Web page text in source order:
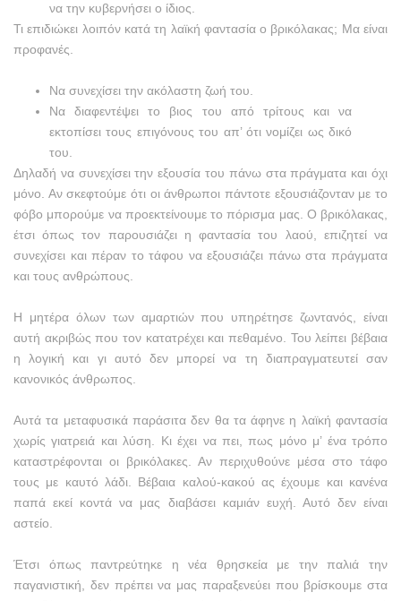
να την κυβερνήσει ο ίδιος.
Τι επιδιώκει λοιπόν κατά τη λαϊκή φαντασία ο βρικόλακας; Μα είναι
προφανές.
Να συνεχίσει την ακόλαστη ζωή του.
Να διαφεντέψει το βιος του από τρίτους και να
εκτοπίσει τους επιγόνους του απ’ ότι νομίζει ως δικό
του.
Δηλαδή να συνεχίσει την εξουσία του πάνω στα πράγματα και όχι
μόνο. Αν σκεφτούμε ότι οι άνθρωποι πάντοτε εξουσιάζονταν με το
φόβο μπορούμε να προεκτείνουμε το πόρισμα μας. Ο βρικόλακας,
έτσι όπως τον παρουσιάζει η φαντασία του λαού, επιζητεί να
συνεχίσει και πέραν το τάφου να εξουσιάζει πάνω στα πράγματα
και τους ανθρώπους.
Η μητέρα όλων των αμαρτιών που υπηρέτησε ζωντανός, είναι
αυτή ακριβώς που τον κατατρέχει και πεθαμένο. Του λείπει βέβαια
η λογική και γι αυτό δεν μπορεί να τη διαπραγματευτεί σαν
κανονικός άνθρωπος.
Αυτά τα μεταφυσικά παράσιτα δεν θα τα άφηνε η λαϊκή φαντασία
χωρίς γιατρειά και λύση. Κι έχει να πει, πως μόνο μ’ ένα τρόπο
καταστρέφονται οι βρικόλακες. Αν περιχυθούνε μέσα στο τάφο
τους με καυτό λάδι. Βέβαια καλού-κακού ας έχουμε και κανένα
παπά εκεί κοντά να μας διαβάσει καμιάν ευχή. Αυτό δεν είναι
αστείο.
Έτσι όπως παντρεύτηκε η νέα θρησκεία με την παλιά την
παγανιστική, δεν πρέπει να μας παραξενεύει που βρίσκουμε στα